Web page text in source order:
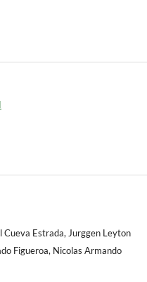
Estrada, Jurggen Leyton
Figueroa, Nicolas Armando